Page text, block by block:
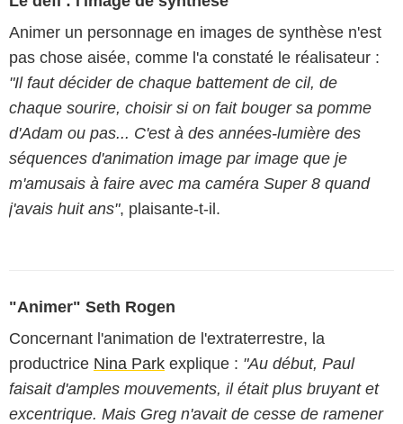
Animer un personnage en images de synthèse n'est
pas chose aisée, comme l'a constaté le réalisateur :
"Il faut décider de chaque battement de cil, de
chaque sourire, choisir si on fait bouger sa pomme
d'Adam ou pas... C'est à des années-lumière des
séquences d'animation image par image que je
m'amusais à faire avec ma caméra Super 8 quand
j'avais huit ans", plaisante-t-il.
"Animer" Seth Rogen
Concernant l'animation de l'extraterrestre, la
productrice Nina Park explique : "Au début, Paul
faisait d'amples mouvements, il était plus bruyant et
excentrique. Mais Greg n'avait de cesse de ramener